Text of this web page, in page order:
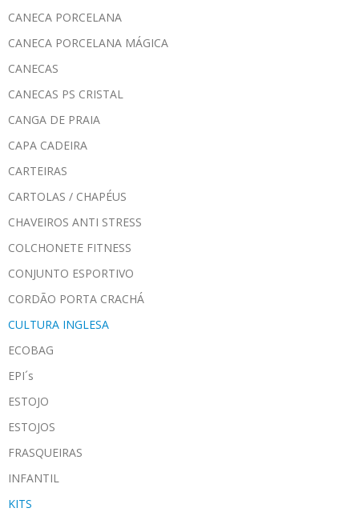
CANECA PORCELANA
CANECA PORCELANA MÁGICA
CANECAS
CANECAS PS CRISTAL
CANGA DE PRAIA
CAPA CADEIRA
CARTEIRAS
CARTOLAS / CHAPÉUS
CHAVEIROS ANTI STRESS
COLCHONETE FITNESS
CONJUNTO ESPORTIVO
CORDÃO PORTA CRACHÁ
CULTURA INGLESA
ECOBAG
EPI´s
ESTOJO
ESTOJOS
FRASQUEIRAS
INFANTIL
KITS